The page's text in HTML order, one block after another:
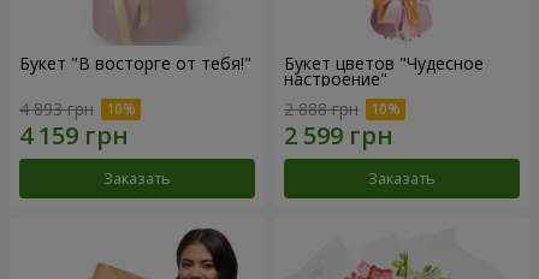
Букет "В восторге от тебя!"
4 893 грн
Заказать
Букет цветов "Чудесное
настроение"
2 888 грн
Заказать